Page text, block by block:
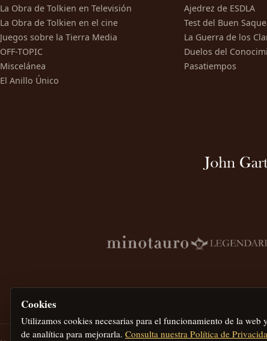
La Obra de Tolkien en Televisión
La Obra de Tolkien en el cine
Juegos sobre la Tierra Media
OFF-TOPIC
Miscelánea
El Anillo Único
Ajedrez de ESDLA
Test del Buen
La Guerra de los
Duelos del
Pasatiempos
Cookies
Utilizamos cookies necesarias para el funcionamiento de la web
de analítica para mejorarla. Consulta nuestra Política de